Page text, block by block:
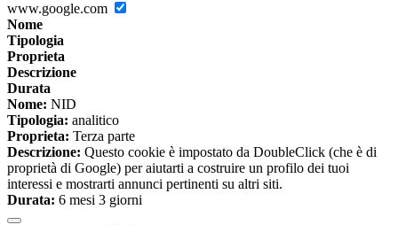
www.google.com
Nome
Tipologia
Proprieta
Descrizione
Durata
Nome: NID
Tipologia: analitico
Proprieta: Terza parte
Descrizione: Questo cookie è impostato da DoubleClick (che è di
proprietà di Google) per aiutarti a costruire un profilo dei tuoi
interessi e mostrarti annunci pertinenti su altri siti.
Durata: 6 mesi 3 giorni